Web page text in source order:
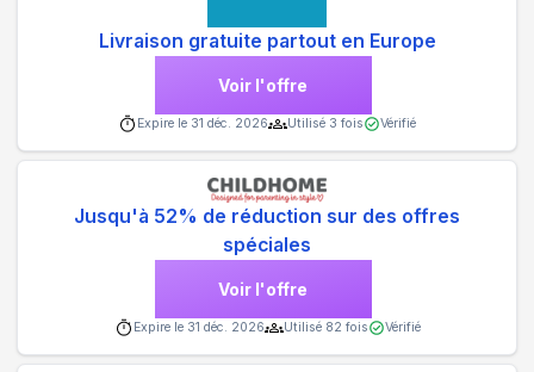
Livraison gratuite partout en Europe
Voir l'offre
Expire le 31 déc. 2026 Utilisé 3 fois Vérifié
Jusqu'à 52% de réduction sur des offres
spéciales
Voir l'offre
Expire le 31 déc. 2026 Utilisé 82 fois Vérifié